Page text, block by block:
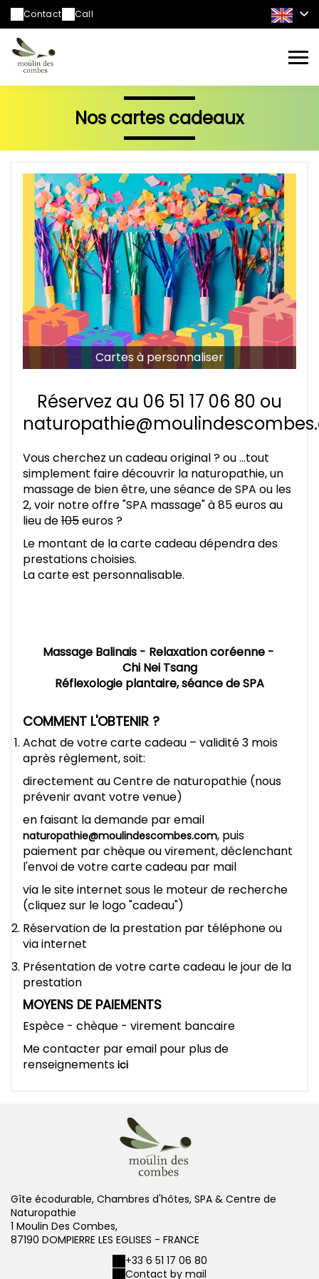
Contact Call
Nos cartes cadeaux
Cartes à personnaliser
Réservez au 06 51 17 06 80 ou
Vous cherchez un cadeau original ? ou …tout
simplement faire découvrir la naturopathie, un
massage de bien être, une séance de SPA ou les
2, voir notre offre "SPA massage" à 85 euros au
lieu de105euros ?
Le montant de la carte cadeau dépendra des
prestations choisies.
La carte est personnalisable.
Massage Balinais - Relaxation coréenne -
Chi Nei Tsang
Réflexologie plantaire, séance de SPA
COMMENT L'OBTENIR ?
Achat de votre carte cadeau – validité 3 mois
après règlement, soit:
directement au Centre de naturopathie (nous
prévenir avant votre venue)
en faisant la demande par email
naturopathie@moulindescombes.com, puis
paiement par chèque ou virement, déclenchant
l'envoi de votre carte cadeau par mail
via le site internet sous le moteur de recherche
(cliquez sur le logo "cadeau")
Réservation de la prestation par téléphone ou
via internet
Présentation de votre carte cadeau le jour de la
prestation
MOYENS DE PAIEMENTS
Espèce - chèque - virement bancaire
Me contacter par email pour plus de
renseignements ici
Gîte écodurable, Chambres d'hôtes, SPA & Centre de
Naturopathie
1 Moulin Des Combes,
87190 DOMPIERRE LES EGLISES - FRANCE
+33 6 51 17 06 80
Contact by mail